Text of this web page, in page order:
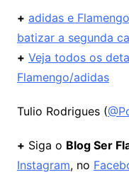
+ adidas e
batizar a segunda
+ Veja todos os
Flamengo/adidas
Tulio Rodrigues (
+ Siga o Blog Ser
Instagram, no